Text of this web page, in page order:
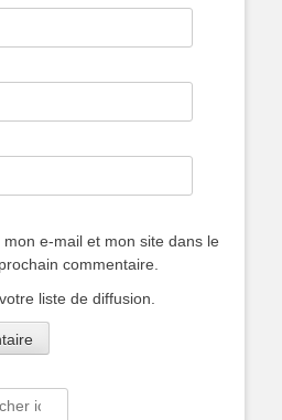
e-mail et mon site dans le
commentaire.
liste de diffusion.